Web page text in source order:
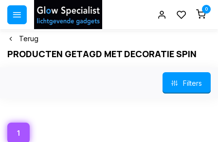
0
Terug
PRODUCTEN GETAGD MET DECORATIE SPIN
Filters
1